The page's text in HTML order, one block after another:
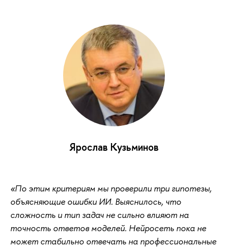
Ярослав Кузьминов
«По этим критериям мы проверили три гипотезы,
объясняющие ошибки ИИ. Выяснилось, что
сложность и тип задач не сильно влияют на
точность ответов моделей. Нейросеть пока не
может стабильно отвечать на профессиональные